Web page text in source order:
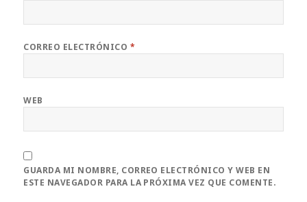
CORREO ELECTRÓNICO *
WEB
GUARDA MI NOMBRE, CORREO ELECTRÓNICO Y WEB EN
ESTE NAVEGADOR PARA LA PRÓXIMA VEZ QUE COMENTE.